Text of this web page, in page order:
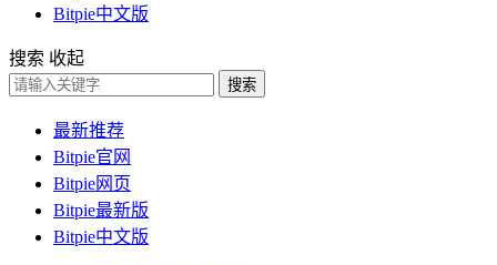
Bitpie中文版
搜索 收起
搜索
最新推荐
Bitpie官网
Bitpie网页
Bitpie最新版
Bitpie中文版